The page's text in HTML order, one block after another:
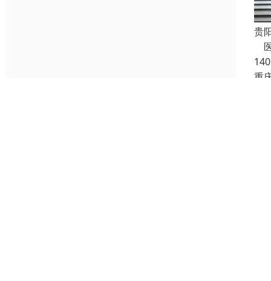
贵
重